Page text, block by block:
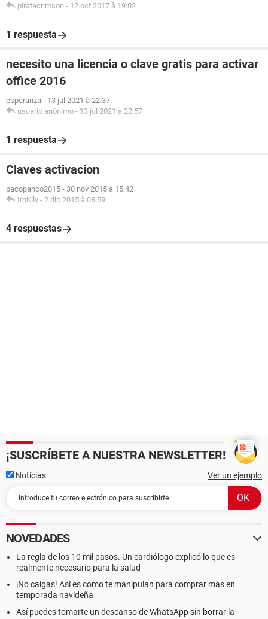
piratacrimson - 12 oct 2017 à 19:02
1 respuesta
necesito una licencia o clave gratis para activar
office 2016
esperanza - 13 jul 2021 à 22:37
usuario anónimo - 13 jul 2021 à 22:57
1 respuesta
Claves activacion
pacopanco2015 - 30 nov 2015 à 15:42
ImKily - 2 dic 2015 à 08:59
4 respuestas
¡SUSCRÍBETE A NUESTRA NEWSLETTER!
Noticias Ver un ejemplo
NOVEDADES
La regla de los 10 mil pasos. Un cardiólogo explicó lo que es
realmente necesario para la salud
¡No caigas! Así es como te manipulan para comprar más en
temporada navideña
Así puedes tomarte un descanso de WhatsApp sin borrar la